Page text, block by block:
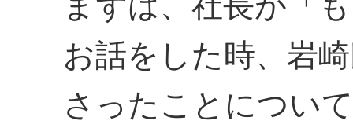
お話をした時、岩
さったことについ